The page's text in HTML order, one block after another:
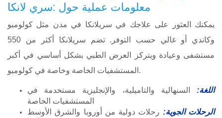
معلومات عملية حول :سري لانكا
يمكنك العثور على علاجك في سريلانكا في مدن مثل كولومبو
وكاندي أو غالي حسب التوفر. تضم سريلانكا أكثر من 550
مستشفى وعيادة ويتركز العرض الطبي بشكل أساسي في أكبر
المستشفيات الخاصة وخاصة في كولومبو.
اللغة:
السنهالية والتاميلية، والإنجليزية مستخدمة في
المستشفيات الخاصة
الرحلات الجوية: رحلات دولية من أوروبا والشرق الأوسط